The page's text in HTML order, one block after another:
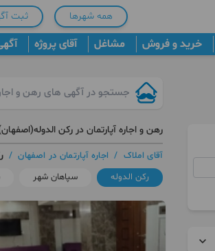
همه شهرها ثبت
خرید و فروش مشاغل آقای پروژه
رهن و اجاره آپارتمان در رکن
آقای املاک / اجاره آپارتمان در اصفهان /
رکن الدوله
سپاهان شهر